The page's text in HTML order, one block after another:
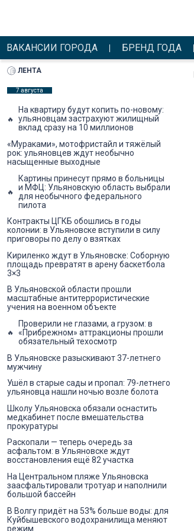
ВАКАНСИИ ГОРОДА БРЕНД ГОДА
ЛЕНТА
7 августа
На квартиру будут копить по-новому:
ульяновцам застрахуют жилищный
вклад сразу на 10 миллионов
«Мураками», мотофристайл и тяжёлый
рок: ульяновцев ждут необычно
насыщенные выходные
Картины принесут прямо в больницы
и МФЦ: Ульяновскую область выбрали
для необычного федерального
пилота
Контракты ЦГКБ обошлись в годы
колонии: в Ульяновске вступили в силу
приговоры по делу о взятках
Кириленко ждут в Ульяновске: Соборную
площадь превратят в арену баскетбола
3×3
В Ульяновской области прошли
масштабные антитеррористические
учения на военном объекте
Проверили не глазами, а грузом: в
«Прибрежном» аттракционы прошли
обязательный техосмотр
В Ульяновске разыскивают 37-летнего
мужчину
Ушёл в старые сады и пропал: 79-летнего
ульяновца нашли ночью возле болота
Школу Ульяновска обязали оснастить
медкабинет после вмешательства
прокуратуры
Раскопали — теперь очередь за
асфальтом: в Ульяновске ждут
восстановления ещё 82 участка
На Центральном пляже Ульяновска
заасфальтировали тротуар и наполнили
большой бассейн
В Волгу придёт на 53% больше воды: для
Куйбышевского водохранилища меняют
режим